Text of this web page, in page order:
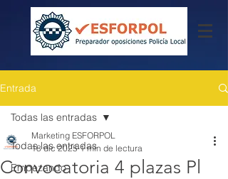
Entrada
Todas las entradas
Empezando
Todas las entradas
Convocatoria 4 plazas Pl
Marketing ESFORPOL
18 dic 2025 1 min de lectura